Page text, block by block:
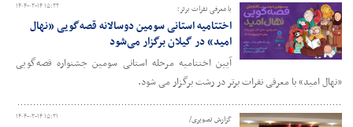
۱۴۰۴-۰۲-۱۴ ۱۵:۲۲ با معرفی نفرات برتر؛
اختتامیه استانی سومین دوسالانه قصه‌گویی «نهال
امید» در گیلان برگزار می‌شود
آیین اختتامیه مرحله استانی سومین جشنواره قصه‌گویی
«نهال امید» با معرفی نفرات برتر در رشت برگزار می شود.
۱۴۰۴-۰۲-۱۴ ۱۵:۲۱ گزارش تصویری/